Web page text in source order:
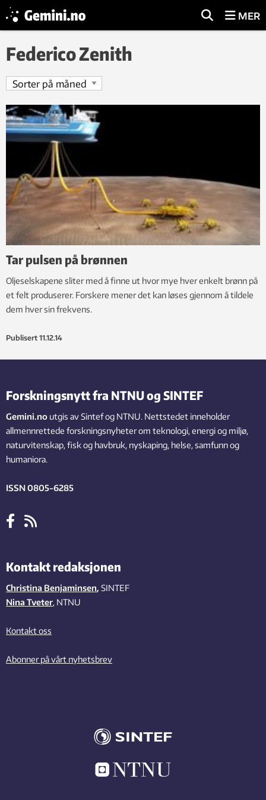
MER
Federico Zenith
Tar pulsen på brønnen
Oljeselskapene sliter med å finne ut hvor mye hver enkelt brønn på
et felt produserer. Forskere mener det kan løses gjennom å tildele
dem hver sin frekvens.
Publisert 11.12.14
Forskningsnytt fra NTNU og SINTEF
Gemini.no utgis av Sintef og NTNU. Nettstedet inneholder
allmennrettede forskningsnyheter om teknologi, energi og miljø,
naturvitenskap, fisk og havbruk, nyskaping, helse, samfunn og
humaniora.
ISSN 0805-6285
Kontakt redaksjonen
Christina Benjaminsen, SINTEF
Nina Tveter, NTNU
Kontakt oss
Abonner på vårt nyhetsbrev